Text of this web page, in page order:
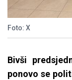
Foto: X
Bivši
ponovo se